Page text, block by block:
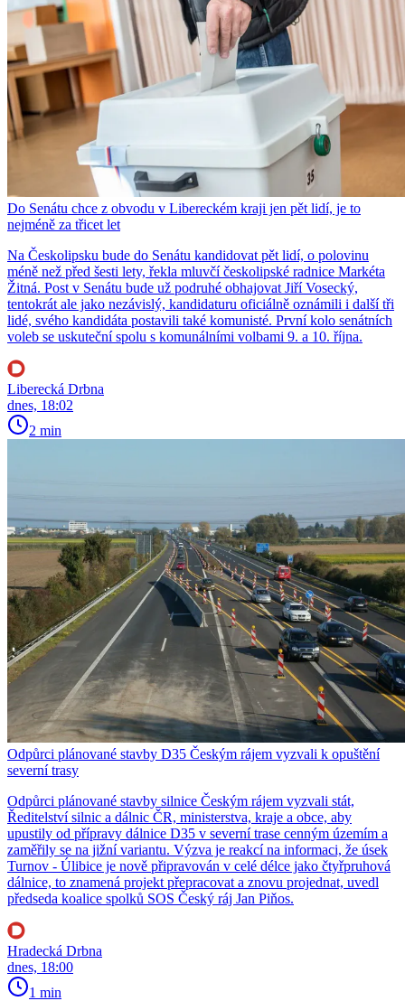
Do Senátu chce z obvodu v Libereckém kraji jen pět lidí, je to
nejméně za třicet let
Na Českolipsku bude do Senátu kandidovat pět lidí, o polovinu
méně než před šesti lety, řekla mluvčí českolipské radnice Markéta
Žitná. Post v Senátu bude už podruhé obhajovat Jiří Vosecký,
tentokrát ale jako nezávislý, kandidaturu oficiálně oznámili i další tři
lidé, svého kandidáta postavili také komunisté. První kolo senátních
voleb se uskuteční spolu s komunálními volbami 9. a 10. října.
Liberecká Drbna
dnes, 18:02
2 min
Odpůrci plánované stavby D35 Českým rájem vyzvali k opuštění
severní trasy
Odpůrci plánované stavby silnice Českým rájem vyzvali stát,
Ředitelství silnic a dálnic ČR, ministerstva, kraje a obce, aby
upustily od přípravy dálnice D35 v severní trase cenným územím a
zaměřily se na jižní variantu. Výzva je reakcí na informaci, že úsek
Turnov - Úlibice je nově připravován v celé délce jako čtyřpruhová
dálnice, to znamená projekt přepracovat a znovu projednat, uvedl
předseda koalice spolků SOS Český ráj Jan Piňos.
Hradecká Drbna
dnes, 18:00
1 min